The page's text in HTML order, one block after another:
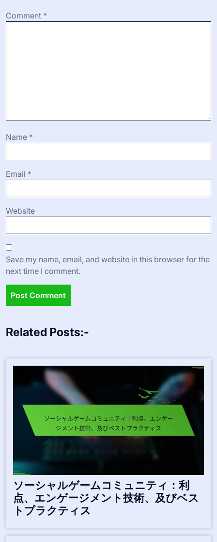
Comment *
Name *
Email *
Website
Save my name, email, and website in this browser for the
next time I comment.
Related Posts:-
ソーシャルゲームコミュニティ：利
点、エンゲージメント技術、及びベス
トプラクティス